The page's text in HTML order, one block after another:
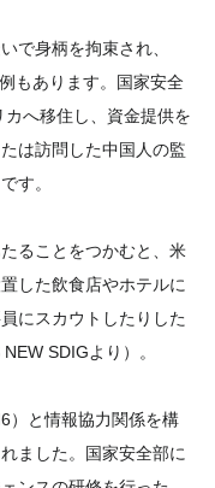
で身柄を拘束され、
もあります。国家安全
へ移住し、資金提供を
は訪問した中国人の監
す。
ることをつかむと、米
した飲食店やホテルに
にスカウトしたりした
SDIGより）。
）と情報協力関係を構
ました。国家安全部に